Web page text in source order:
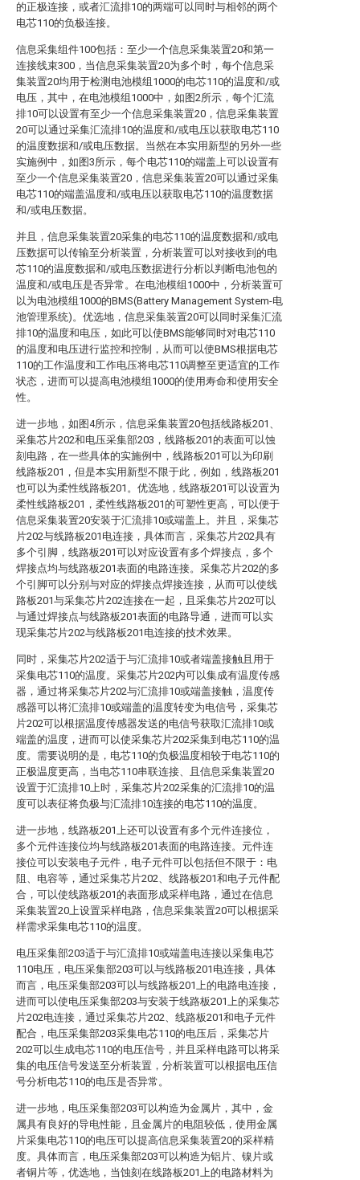
的正极连接，或者汇流排10的两端可以同时与相邻的两个
电芯110的负极连接。
信息采集组件100包括：至少一个信息采集装置20和第一
连接线束300，当信息采集装置20为多个时，每个信息采
集装置20均用于检测电池模组1000的电芯110的温度和/或
电压，其中，在电池模组1000中，如图2所示，每个汇流
排10可以设置有至少一个信息采集装置20，信息采集装置
20可以通过采集汇流排10的温度和/或电压以获取电芯110
的温度数据和/或电压数据。当然在本实用新型的另外一些
实施例中，如图3所示，每个电芯110的端盖上可以设置有
至少一个信息采集装置20，信息采集装置20可以通过采集
电芯110的端盖温度和/或电压以获取电芯110的温度数据
和/或电压数据。
并且，信息采集装置20采集的电芯110的温度数据和/或电
压数据可以传输至分析装置，分析装置可以对接收到的电
芯110的温度数据和/或电压数据进行分析以判断电池包的
温度和/或电压是否异常。在电池模组1000中，分析装置可
以为电池模组1000的BMS(Battery Management System-电
池管理系统)。优选地，信息采集装置20可以同时采集汇流
排10的温度和电压，如此可以使BMS能够同时对电芯110
的温度和电压进行监控和控制，从而可以使BMS根据电芯
110的工作温度和工作电压将电芯110调整至更适宜的工作
状态，进而可以提高电池模组1000的使用寿命和使用安全
性。
进一步地，如图4所示，信息采集装置20包括线路板201、
采集芯片202和电压采集部203，线路板201的表面可以蚀
刻电路，在一些具体的实施例中，线路板201可以为印刷
线路板201，但是本实用新型不限于此，例如，线路板201
也可以为柔性线路板201。优选地，线路板201可以设置为
柔性线路板201，柔性线路板201的可塑性更高，可以便于
信息采集装置20安装于汇流排10或端盖上。并且，采集芯
片202与线路板201电连接，具体而言，采集芯片202具有
多个引脚，线路板201可以对应设置有多个焊接点，多个
焊接点均与线路板201表面的电路连接。采集芯片202的多
个引脚可以分别与对应的焊接点焊接连接，从而可以使线
路板201与采集芯片202连接在一起，且采集芯片202可以
与通过焊接点与线路板201表面的电路导通，进而可以实
现采集芯片202与线路板201电连接的技术效果。
同时，采集芯片202适于与汇流排10或者端盖接触且用于
采集电芯110的温度。采集芯片202内可以集成有温度传感
器，通过将采集芯片202与汇流排10或端盖接触，温度传
感器可以将汇流排10或端盖的温度转变为电信号，采集芯
片202可以根据温度传感器发送的电信号获取汇流排10或
端盖的温度，进而可以使采集芯片202采集到电芯110的温
度。需要说明的是，电芯110的负极温度相较于电芯110的
正极温度更高，当电芯110串联连接、且信息采集装置20
设置于汇流排10上时，采集芯片202采集的汇流排10的温
度可以表征将负极与汇流排10连接的电芯110的温度。
进一步地，线路板201上还可以设置有多个元件连接位，
多个元件连接位均与线路板201表面的电路连接。元件连
接位可以安装电子元件，电子元件可以包括但不限于：电
阻、电容等，通过采集芯片202、线路板201和电子元件配
合，可以使线路板201的表面形成采样电路，通过在信息
采集装置20上设置采样电路，信息采集装置20可以根据采
样需求采集电芯110的温度。
电压采集部203适于与汇流排10或端盖电连接以采集电芯
110电压，电压采集部203可以与线路板201电连接，具体
而言，电压采集部203可以与线路板201上的电路电连接，
进而可以使电压采集部203与安装于线路板201上的采集芯
片202电连接，通过采集芯片202、线路板201和电子元件
配合，电压采集部203采集电芯110的电压后，采集芯片
202可以生成电芯110的电压信号，并且采样电路可以将采
集的电压信号发送至分析装置，分析装置可以根据电压信
号分析电芯110的电压是否异常。
进一步地，电压采集部203可以构造为金属片，其中，金
属具有良好的导电性能，且金属片的电阻较低，使用金属
片采集电芯110的电压可以提高信息采集装置20的采样精
度。具体而言，电压采集部203可以构造为铝片、镍片或
者铜片等，优选地，当蚀刻在线路板201上的电路材料为